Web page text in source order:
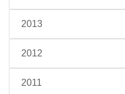
2013
2012
2011